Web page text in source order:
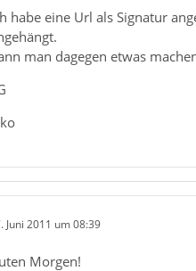
habe eine Url als Signatur
man dagegen etwas
Juni 2011 um 08:39
Morgen!